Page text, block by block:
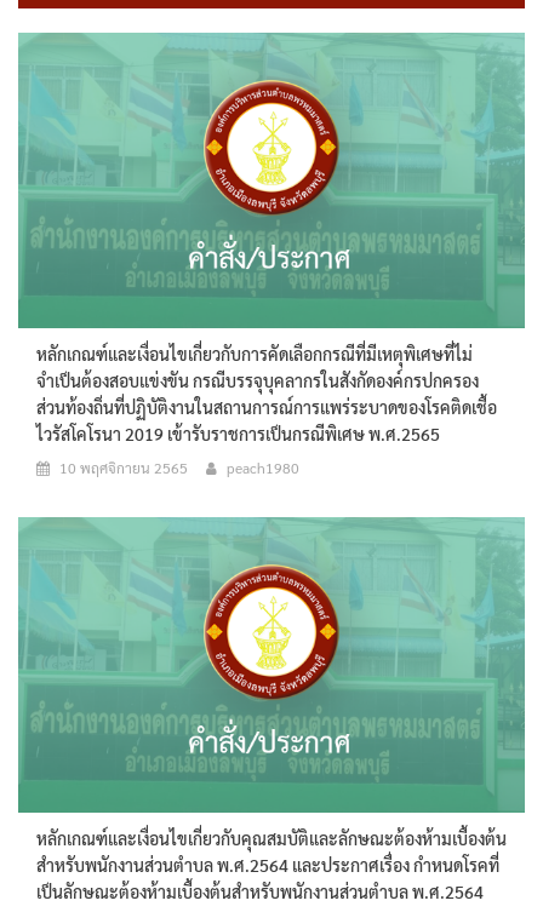
หลักเกณฑ์และเงื่อนไขเกี่ยวกับการคัดเลือกกรณีที่มีเหตุพิเศษที่ไม่
จำเป็นต้องสอบแข่งขัน กรณีบรรจุบุคลากรในสังกัดองค์กรปกครอง
ส่วนท้องถิ่นที่ปฏิบัติงานในสถานการณ์การแพร่ระบาดของโรคติดเชื้อ
ไวรัสโคโรนา 2019 เข้ารับราชการเป็นกรณีพิเศษ พ.ศ.2565
10 พฤศจิกายน 2565 peach1980
หลักเกณฑ์และเงื่อนไขเกี่ยวกับคุณสมบัติและลักษณะต้องห้ามเบื้องต้น
สำหรับพนักงานส่วนตำบล พ.ศ.2564 และประกาศเรื่อง กำหนดโรคที่
เป็นลักษณะต้องห้ามเบื้องต้นสำหรับพนักงานส่วนตำบล พ.ศ.2564